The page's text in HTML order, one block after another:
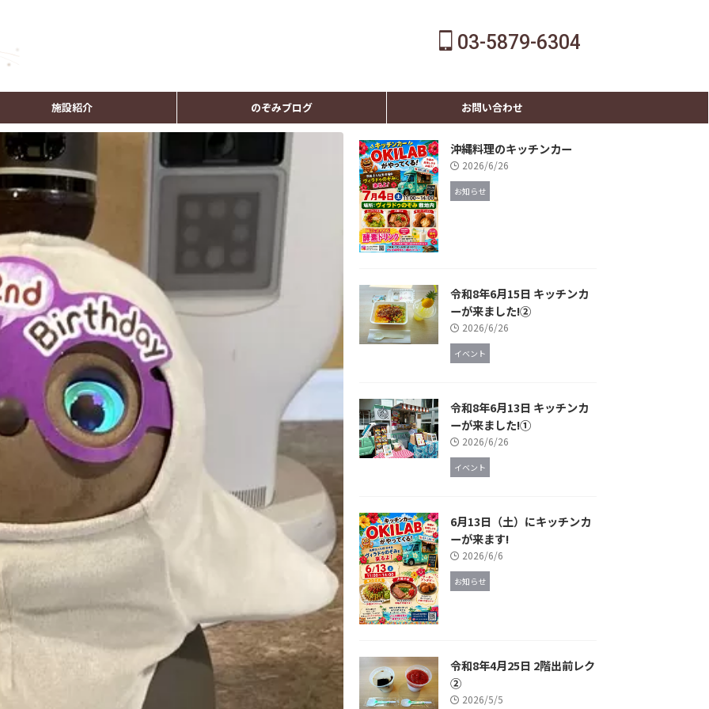
03-5879-6304
施設紹介 のぞみブログ お問い合わせ
沖縄料理のキッチンカー
2026/6/26
お知らせ
令和8年6月15日 キッチンカ
ーが来ました!②
2026/6/26
イベント
令和8年6月13日 キッチンカ
ーが来ました!①
2026/6/26
イベント
6月13日（土）にキッチンカ
ーが来ます!
2026/6/6
お知らせ
令和8年4月25日 2階出前レク
②
2026/5/5